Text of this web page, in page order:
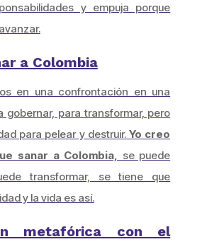
y empuja porque
a Colombia
en una confrontación en una
gobernar, para transformar, pero
para pelear y destruir.Yo creo
sanar a Colombia, se puede
transformar, se tiene que
y la vida es así.
metafórica con el